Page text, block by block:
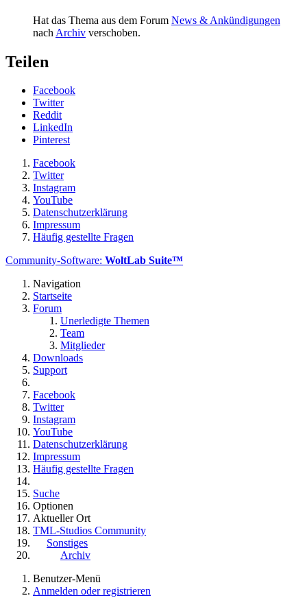
Hat das Thema aus dem Forum News & Ankündigungen
nach Archiv verschoben.
Teilen
Facebook
Twitter
Reddit
LinkedIn
Pinterest
Facebook
Twitter
Instagram
YouTube
Datenschutzerklärung
Impressum
Häufig gestellte Fragen
Community-Software: WoltLab Suite™
Navigation
Startseite
Forum
Unerledigte Themen
Team
Mitglieder
Downloads
Support
Facebook
Twitter
Instagram
YouTube
Datenschutzerklärung
Impressum
Häufig gestellte Fragen
Suche
Optionen
Aktueller Ort
TML-Studios Community
Sonstiges
Archiv
Benutzer-Menü
Anmelden oder registrieren